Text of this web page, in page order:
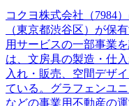
コクヨ株式会社（7984
（東京都渋谷区）が保
用サービスの一部事業
は、文房具の製造・仕
入れ・販売、空間デザ
ている。グラフェンユ
などの事業用不動産の